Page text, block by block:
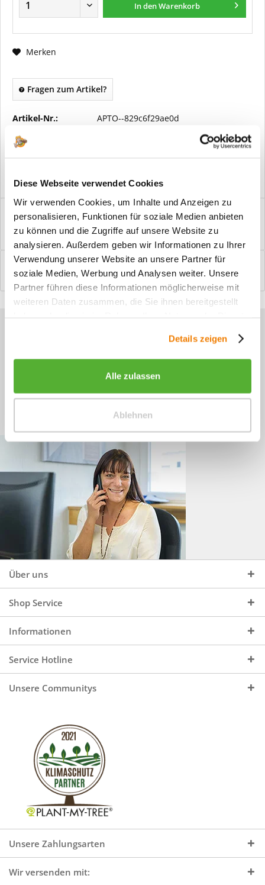
Diese Webseite verwendet Cookies
Wir verwenden Cookies, um Inhalte und Anzeigen zu
personalisieren, Funktionen für soziale Medien anbieten
zu können und die Zugriffe auf unsere Website zu
analysieren. Außerdem geben wir Informationen zu Ihrer
Verwendung unserer Website an unsere Partner für
soziale Medien, Werbung und Analysen weiter. Unsere
Partner führen diese Informationen möglicherweise mit
weiteren Daten zusammen, die Sie ihnen bereitgestellt
Details zeigen
Alle zulassen
Ablehnen
In denWarenkorb
Merken
Fragen zum Artikel?
Artikel-Nr.: APTO--829c6f29ae0d
Vorteile
Windfangelemente online am Bildschirm konfigurieren und
einbaufertig bestellen. In wenigen...
Bewertungen
0
Bewertungen lesen, schreiben und diskutieren...mehr
Sie haben Fragen zu unseren
+49 (0)4244 965 34 04
Mo - Do, 09:00 - 16:00 Uhr
und Fr, 09:00 - 13:00 Uhr
Über uns
Shop Service
Informationen
Service Hotline
Unsere Communitys
Unsere Zahlungsarten
Wir versenden mit: